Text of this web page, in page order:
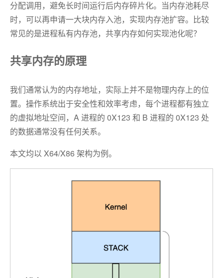
分配调用，避免长时间运行后内存碎片化。当内存池耗尽
时，可以再申请一大块内存入池，实现内存池扩容。比较
常见的是进程私有内存池，共享内存如何实现池化呢？
共享内存的原理
我们通常认为的内存地址，实际上并不是物理内存上的位
置。操作系统出于安全性和效率考虑，每个进程都有独立
的虚拟地址空间，A 进程的 0X123 和 B 进程的 0X123 处
的数据通常没有任何关系。
本文均以 X64/X86 架构为例。